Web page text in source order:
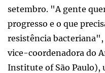
setembro. "A gente
progresso e o que
resistência
vice-coordenadora do
Institute of São Paulo),